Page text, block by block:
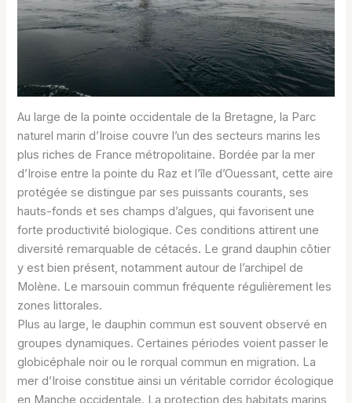
Au large de la pointe occidentale de la Bretagne, la Parc
naturel marin d’Iroise couvre l’un des secteurs marins les
plus riches de France métropolitaine. Bordée par la mer
d’Iroise entre la pointe du Raz et l’île d’Ouessant, cette aire
protégée se distingue par ses puissants courants, ses
hauts-fonds et ses champs d’algues, qui favorisent une
forte productivité biologique. Ces conditions attirent une
diversité remarquable de cétacés. Le grand dauphin côtier
y est bien présent, notamment autour de l’archipel de
Molène. Le marsouin commun fréquente régulièrement les
zones littorales.
Plus au large, le dauphin commun est souvent observé en
groupes dynamiques. Certaines périodes voient passer le
globicéphale noir ou le rorqual commun en migration. La
mer d’Iroise constitue ainsi un véritable corridor écologique
en Manche occidentale. La protection des habitats marins